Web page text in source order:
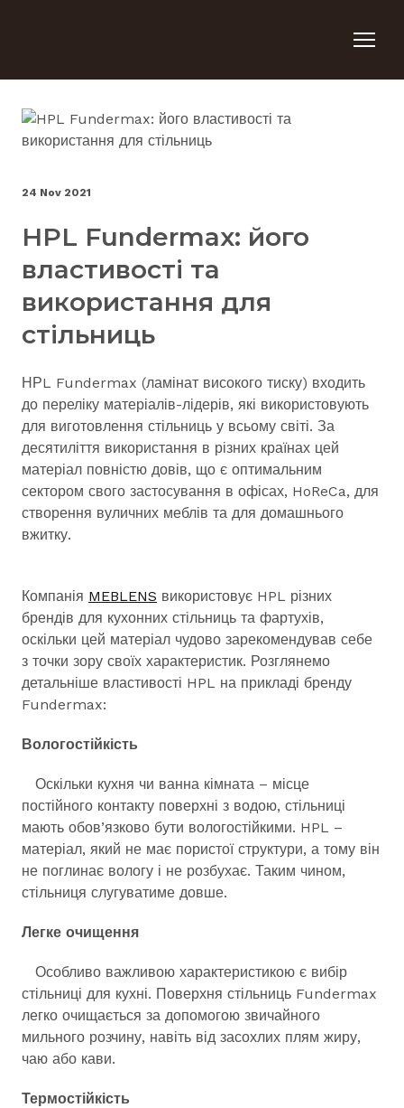
24 Nov 2021
HPL Fundermax: його
властивості та
використання для
стільниць
НРL Fundermax (ламінат високого тиску) входить
до переліку матеріалів-лідерів, які використовують
для виготовлення стільниць у всьому світі. За
десятиліття використання в різних країнах цей
матеріал повністю довів, що є оптимальним
сектором свого застосування в офісах, HoReCa, для
створення вуличних меблів та для домашнього
вжитку.
Компанія MEBLENS використовує HPL різних
брендів для кухонних стільниць та фартухів,
оскільки цей матеріал чудово зарекомендував себе
з точки зору своїх характеристик. Розглянемо
детальніше властивості HPL на прикладі бренду
Fundermax:
Вологостійкість
Оскільки кухня чи ванна кімната – місце
постійного контакту поверхні з водою, стільниці
мають обов’язково бути вологостійкими. HPL –
матеріал, який не має пористої структури, а тому він
не поглинає вологу і не розбухає. Таким чином,
стільниця слугуватиме довше.
Легке очищення
Особливо важливою характеристикою є вибір
стільниці для кухні. Поверхня стільниць Fundermax
легко очищається за допомогою звичайного
мильного розчину, навіть від засохлих плям жиру,
чаю або кави.
Термостійкість